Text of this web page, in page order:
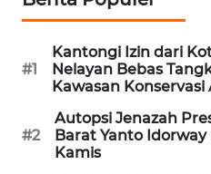
#1
Kantongi Izin dari
Nelayan Bebas
Kawasan
#2
Autopsi Jenazah
Barat Yanto
Kamis
LPKKI
LKKI
KOPEKLIN